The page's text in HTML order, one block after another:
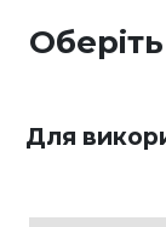
Для